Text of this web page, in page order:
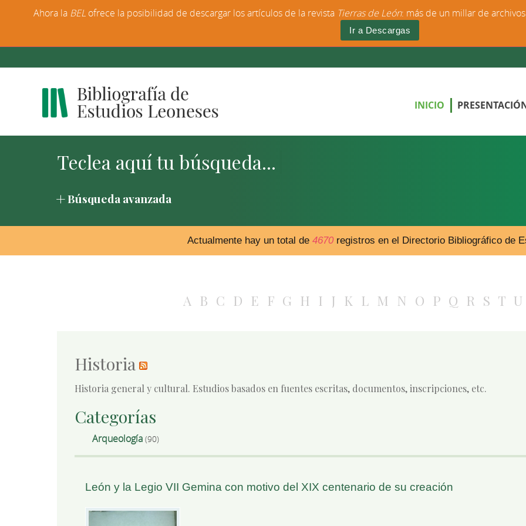
INICIO
Búsqueda avanzada
Actualmente hay un total de 4670registros en el Directorio Bibliográfico de
A B C D E F G H I J K L M N O P Q R S T U
Historia
Historia general y cultural. Estudios basados en fuentes escritas, documentos, inscripciones, etc.
Categorías
Arqueología (90)
León y la Legio VII Gemina con motivo del XIX centenario de su creación
Ahora la BEL ofrece la posibilidad de descargar los artículos de la revista Tierras de León: más de un millar de
Ir a Descargas